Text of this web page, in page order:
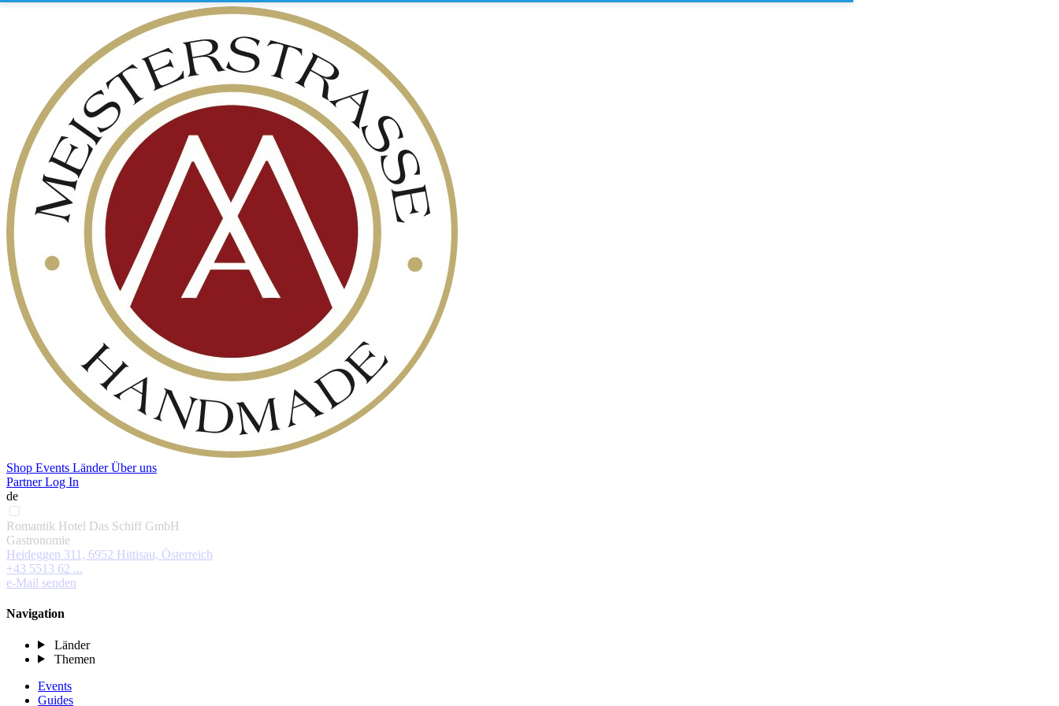
Shop Events LänderÜber uns
Partner Log In
de
Romantik Hotel Das Schiff GmbH
Gastronomie
Heideggen 311, 6952 Hittisau, Österreich
+43 5513 62 ...
e-Mail senden
Navigation
Länder
Themen
Events
Guides